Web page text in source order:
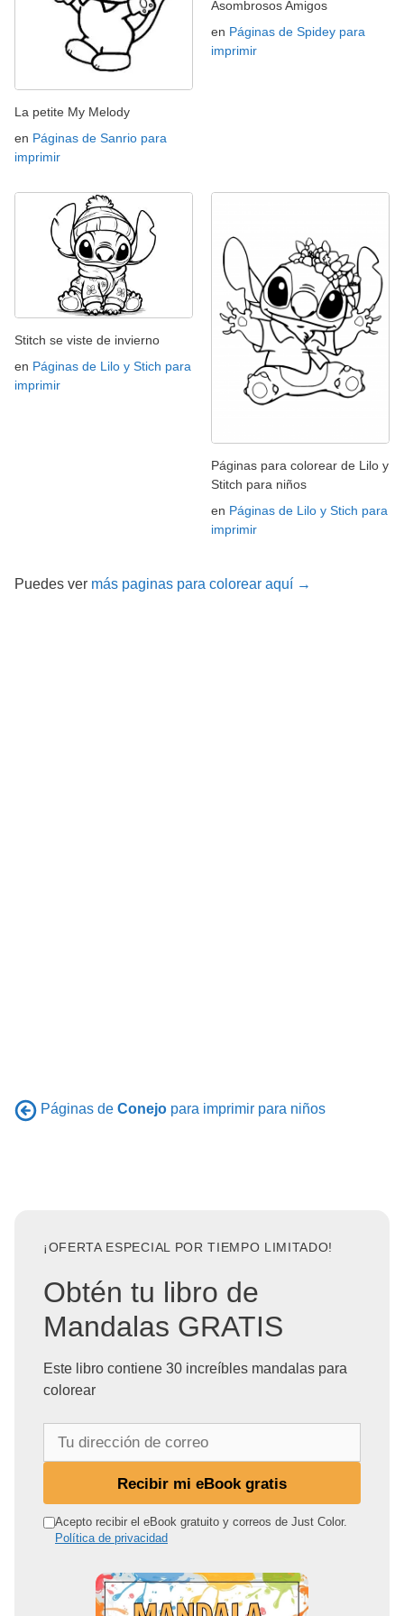
La petite My Melody
en Páginas de Sanrio para
imprimir
Asombrosos Amigos
en Páginas de Spidey para
imprimir
Stitch se viste de invierno
en Páginas de Lilo y Stich para
imprimir
Páginas para colorear de Lilo y
Stitch para niños
en Páginas de Lilo y Stich para
imprimir
Puedes ver más paginas para colorear aquí →
Páginas de Conejo para imprimir para niños
¡OFERTA ESPECIAL POR TIEMPO LIMITADO!
Obtén tu libro de
Mandalas GRATIS
Este libro contiene 30 increíbles mandalas para
colorear
r
Recibir mi eBook gratis
Acepto recibir el eBook gratuito y correos de Just Color.
Política de privacidad